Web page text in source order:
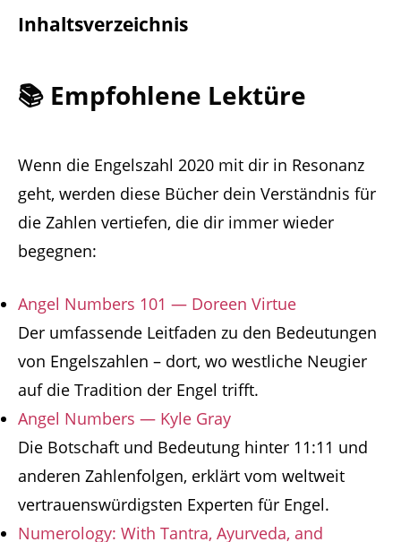
Inhaltsverzeichnis
📚 Empfohlene Lektüre
Wenn die Engelszahl 2020 mit dir in Resonanz
geht, werden diese Bücher dein Verständnis für
die Zahlen vertiefen, die dir immer wieder
begegnen:
Angel Numbers 101 — Doreen Virtue
Der umfassende Leitfaden zu den Bedeutungen
von Engelszahlen – dort, wo westliche Neugier
auf die Tradition der Engel trifft.
Angel Numbers — Kyle Gray
Die Botschaft und Bedeutung hinter 11:11 und
anderen Zahlenfolgen, erklärt vom weltweit
vertrauenswürdigsten Experten für Engel.
Numerology: With Tantra, Ayurveda, and